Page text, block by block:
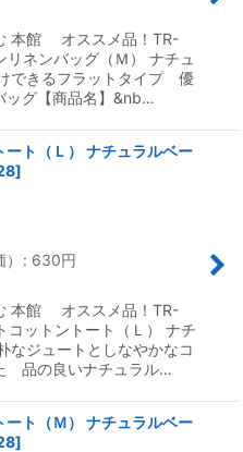
本館 オススメ品！TR-
ネンバッグ（Ｍ） ナチュ
できるフラットタイプ 優
ッグ【商品名】&nb…
ート（Ｌ） ナチュラルベー
]
: 630円
本館 オススメ品！TR-
ットントート（Ｌ） ナチ
なジュートとしなやかなコ
品の良いナチュラル…
ート（Ｍ） ナチュラルベー
]